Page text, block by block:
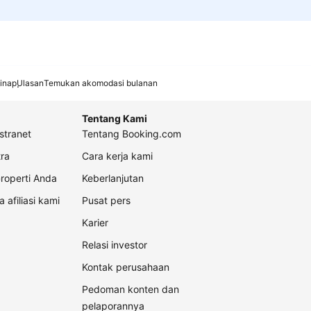
UlasanTemukan akomodasi bulanan
Anda
afiliasi kami
Tentang Kami
Tentang Booking.com
Cara kerja kami
Keberlanjutan
Pusat pers
Karier
Relasi investor
Kontak perusahaan
Pedoman konten dan
pelaporannya